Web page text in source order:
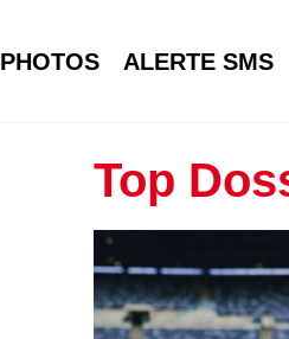
PHOTOS ALERTE SMS
Top